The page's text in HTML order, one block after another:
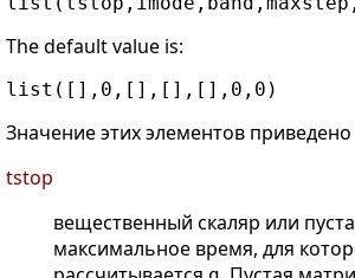
The default value is:
Значение этих элементов
tstop
вещественный скаляр или
максимальное время, для